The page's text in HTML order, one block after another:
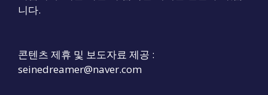
니다.
콘텐츠 제휴 및 보도자료 제공 :
seinedreamer@naver.com